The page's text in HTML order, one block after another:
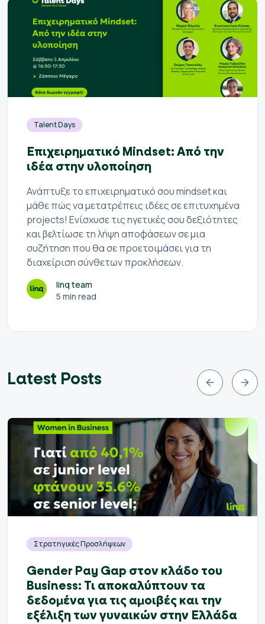
Talent Days
Επιχειρηματικό Mindset: Από την
ιδέα στην υλοποίηση
Ανάπτυξε το επιχειρηματικό σου mindset και
μάθε πώς να μετατρέπεις ιδέες σε επιτυχημένα
projects! Ενίσχυσε τις ηγετικές σου δεξιότητες
και βελτίωσε τη λήψη αποφάσεων σε μια
συζήτηση που θα σε προετοιμάσει για τη
διαχείριση σύνθετων προκλήσεων.
linq team
5 min read
Latest Posts
Στρατηγικές Προσλήψεων
Gender Pay Gap στον κλάδο του
Business: Τι αποκαλύπτουν τα
δεδομένα για τις αμοιβές και την
εξέλιξη των γυναικών στην Ελλάδα